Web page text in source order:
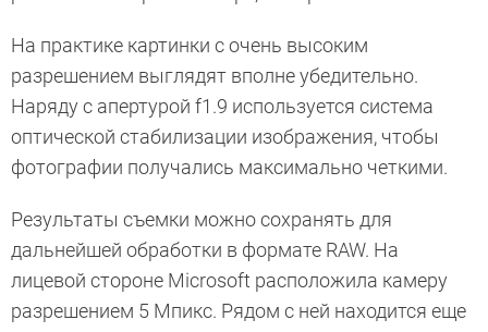
На практике картинки с очень высоким
разрешением выглядят вполне убедительно.
Наряду с апертурой f1.9 используется система
оптической стабилизации изображения, чтобы
фотографии получались максимально четкими.
Результаты съемки можно сохранять для
дальнейшей обработки в формате RAW. На
лицевой стороне Microsoft расположила камеру
разрешением 5 Мпикс. Рядом с ней находится еще